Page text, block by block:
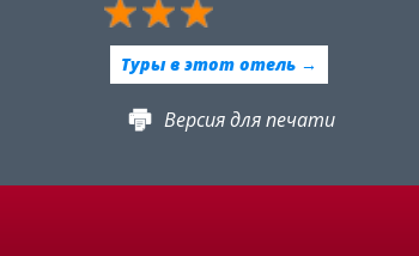
Туры в этот отель →
Версия для печати